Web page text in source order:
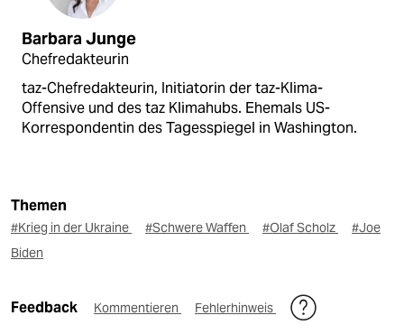
Barbara Junge
Chefredakteurin
taz-Chefredakteurin, Initiatorin der taz-Klima-
Offensive und des taz Klimahubs. Ehemals US-
Korrespondentin des Tagesspiegel in Washington.
Themen
#Krieg in der Ukraine #Schwere Waffen #Olaf Scholz
#Joe
Biden
Feedback Kommentieren Fehlerhinweis